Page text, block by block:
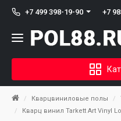
+7 499 398-19-90 +7
Кварцвиниловые полы
Кварц винил Tarkett Art Vinyl